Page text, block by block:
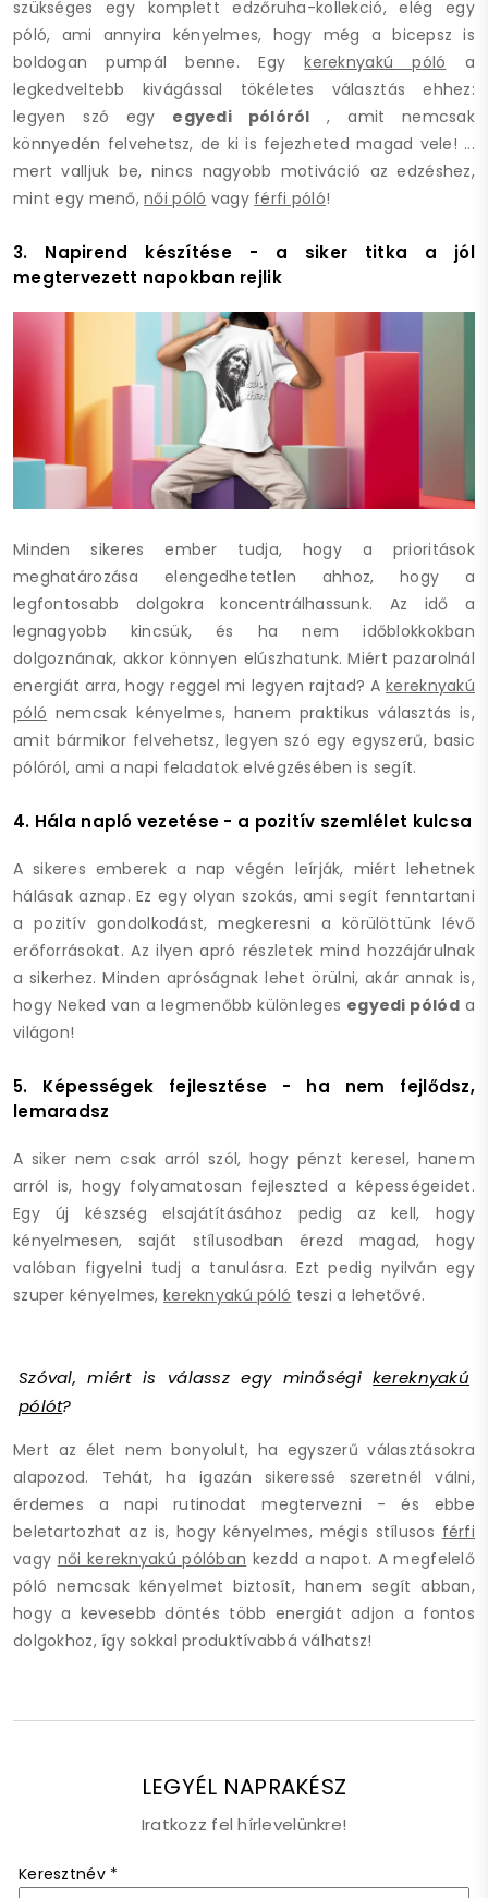
szükséges egy komplett edzőruha-kollekció, elég egy
póló, ami annyira kényelmes, hogy még a bicepsz is
boldogan pumpál benne. Egykereknyakú póló a
legkedveltebb kivágással tökéletes választás ehhez:
legyen szó egy egyedi pólóról , amit nemcsak
könnyedén felvehetsz, de ki is fejezheted magad vele! ...
mert valljuk be, nincs nagyobb motiváció az edzéshez,
mint egy menő,női póló vagy férfi póló!
3. Napirend készítése - a siker titka a jól
megtervezett napokban rejlik
Minden sikeres ember tudja, hogy a prioritások
meghatározása elengedhetetlen ahhoz, hogy a
legfontosabb dolgokra koncentrálhassunk. Az idő a
legnagyobb kincsük, és ha nem időblokkokban
dolgoznának, akkor könnyen elúszhatunk. Miért pazarolnál
energiát arra, hogy reggel mi legyen rajtad? Akereknyakú
póló nemcsak kényelmes, hanem praktikus választás is,
amit bármikor felvehetsz, legyen szó egy egyszerű, basic
pólóról, ami a napi feladatok elvégzésében is segít.
4. Hála napló vezetése - a pozitív szemlélet kulcsa
A sikeres emberek a nap végén leírják, miért lehetnek
hálásak aznap. Ez egy olyan szokás, ami segít fenntartani
a pozitív gondolkodást, megkeresni a körülöttünk lévő
erőforrásokat. Az ilyen apró részletek mind hozzájárulnak
a sikerhez. Minden apróságnak lehet örülni, akár annak is,
hogy Neked van a legmenőbb különleges egyedi pólóda
világon!
5. Képességek fejlesztése - ha nem fejlődsz,
lemaradsz
A siker nem csak arról szól, hogy pénzt keresel, hanem
arról is, hogy folyamatosan fejleszted a képességeidet.
Egy új készség elsajátításához pedig az kell, hogy
kényelmesen, saját stílusodban érezd magad, hogy
valóban figyelni tudj a tanulásra. Ezt pedig nyilván egy
szuper kényelmes,kereknyakú póló teszi a lehetővé.
Szóval, miért is válassz egy minőségikereknyakú
pólót?
Mert az élet nem bonyolult, ha egyszerű választásokra
alapozod. Tehát, ha igazán sikeressé szeretnél válni,
érdemes a napi rutinodat megtervezni - és ebbe
beletartozhat az is, hogy kényelmes, mégis stílusos férfi
vagy női kereknyakú pólóban kezdd a napot. A megfelelő
póló nemcsak kényelmet biztosít, hanem segít abban,
hogy a kevesebb döntés több energiát adjon a fontos
dolgokhoz, így sokkal produktívabbá válhatsz!
LEGYÉL NAPRAKÉSZ
Iratkozz fel hírlevelünkre!
Keresztnév *